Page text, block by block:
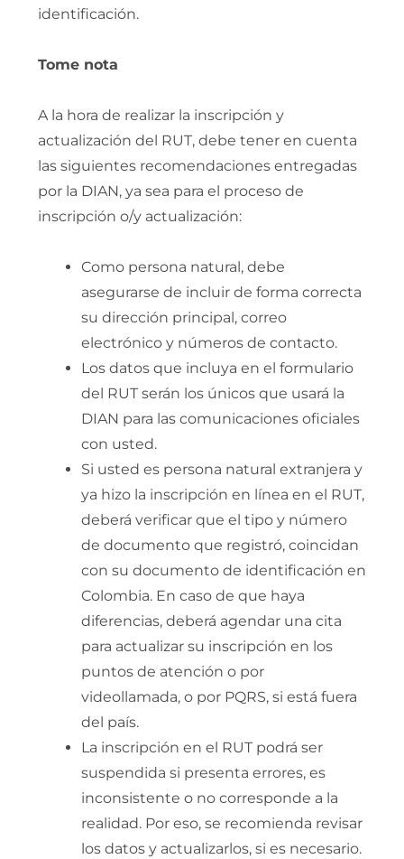
identificación.
Tome nota
A la hora de realizar la inscripción y
actualización del RUT, debe tener en cuenta
las siguientes recomendaciones entregadas
por la DIAN, ya sea para el proceso de
inscripción o/y actualización:
Como persona natural, debe
asegurarse de incluir de forma correcta
su dirección principal, correo
electrónico y números de contacto.
Los datos que incluya en el formulario
del RUT serán los únicos que usará la
DIAN para las comunicaciones oficiales
con usted.
Si usted es persona natural extranjera y
ya hizo la inscripción en línea en el RUT,
deberá verificar que el tipo y número
de documento que registró, coincidan
con su documento de identificación en
Colombia. En caso de que haya
diferencias, deberá agendar una cita
para actualizar su inscripción en los
puntos de atención o por
videollamada, o por PQRS, si está fuera
del país.
La inscripción en el RUT podrá ser
suspendida si presenta errores, es
inconsistente o no corresponde a la
realidad. Por eso, se recomienda revisar
los datos y actualizarlos, si es necesario.